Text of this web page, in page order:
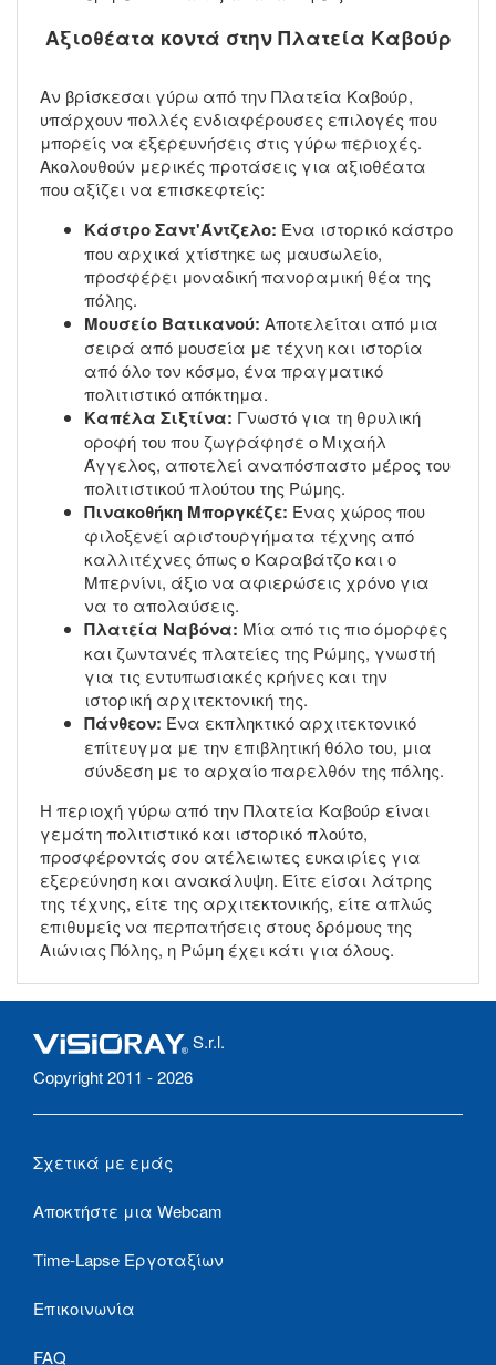
Αξιοθέατα κοντά στην Πλατεία Καβούρ
Αν βρίσκεσαι γύρω από την Πλατεία Καβούρ,
υπάρχουν πολλές ενδιαφέρουσες επιλογές που
μπορείς να εξερευνήσεις στις γύρω περιοχές.
Ακολουθούν μερικές προτάσεις για αξιοθέατα
που αξίζει να επισκεφτείς:
Κάστρο Σαντ'Άντζελο: Ένα ιστορικό κάστρο
που αρχικά χτίστηκε ως μαυσωλείο,
προσφέρει μοναδική πανοραμική θέα της
πόλης.
Μουσείο Βατικανού: Αποτελείται από μια
σειρά από μουσεία με τέχνη και ιστορία
από όλο τον κόσμο, ένα πραγματικό
πολιτιστικό απόκτημα.
Καπέλα Σιξτίνα: Γνωστό για τη θρυλική
οροφή του που ζωγράφησε ο Μιχαήλ
Άγγελος, αποτελεί αναπόσπαστο μέρος του
πολιτιστικού πλούτου της Ρώμης.
Πινακοθήκη Μποργκέζε: Ένας χώρος που
φιλοξενεί αριστουργήματα τέχνης από
καλλιτέχνες όπως ο Καραβάτζο και ο
Μπερνίνι, άξιο να αφιερώσεις χρόνο για
να το απολαύσεις.
Πλατεία Ναβόνα: Μία από τις πιο όμορφες
και ζωντανές πλατείες της Ρώμης, γνωστή
για τις εντυπωσιακές κρήνες και την
ιστορική αρχιτεκτονική της.
Πάνθεον: Ένα εκπληκτικό αρχιτεκτονικό
επίτευγμα με την επιβλητική θόλο του, μια
σύνδεση με το αρχαίο παρελθόν της πόλης.
Η περιοχή γύρω από την Πλατεία Καβούρ είναι
γεμάτη πολιτιστικό και ιστορικό πλούτο,
προσφέροντάς σου ατέλειωτες ευκαιρίες για
εξερεύνηση και ανακάλυψη. Είτε είσαι λάτρης
της τέχνης, είτε της αρχιτεκτονικής, είτε απλώς
επιθυμείς να περπατήσεις στους δρόμους της
Αιώνιας Πόλης, η Ρώμη έχει κάτι για όλους.
S.r.l.
Copyright 2011 - 2026
Σχετικά με εμάς
Αποκτήστε μια Webcam
Time-Lapse Εργοταξίων
Επικοινωνία
FAQ